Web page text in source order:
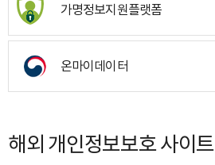
가명정보지원플랫폼
온마이데이터
해외 개인정보보호 사이트